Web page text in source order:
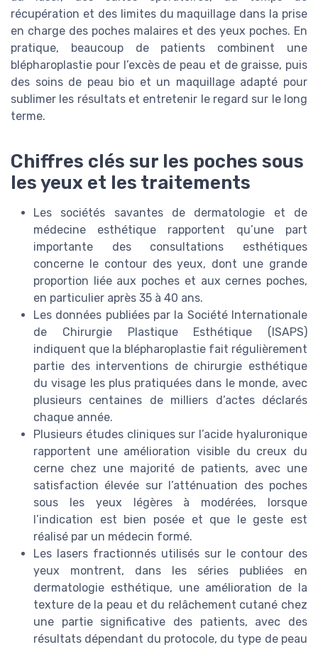
récupération et des limites du maquillage dans la prise
en charge des poches malaires et des yeux poches. En
pratique, beaucoup de patients combinent une
blépharoplastie pour l’excès de peau et de graisse, puis
des soins de peau bio et un maquillage adapté pour
sublimer les résultats et entretenir le regard sur le long
terme.
Chiffres clés sur les poches sous
les yeux et les traitements
Les sociétés savantes de dermatologie et de
médecine esthétique rapportent qu’une part
importante des consultations esthétiques
concerne le contour des yeux, dont une grande
proportion liée aux poches et aux cernes poches,
en particulier après 35 à 40 ans.
Les données publiées par la Société Internationale
de Chirurgie Plastique Esthétique (ISAPS)
indiquent que la blépharoplastie fait régulièrement
partie des interventions de chirurgie esthétique
du visage les plus pratiquées dans le monde, avec
plusieurs centaines de milliers d’actes déclarés
chaque année.
Plusieurs études cliniques sur l’acide hyaluronique
rapportent une amélioration visible du creux du
cerne chez une majorité de patients, avec une
satisfaction élevée sur l’atténuation des poches
sous les yeux légères à modérées, lorsque
l’indication est bien posée et que le geste est
réalisé par un médecin formé.
Les lasers fractionnés utilisés sur le contour des
yeux montrent, dans les séries publiées en
dermatologie esthétique, une amélioration de la
texture de la peau et du relâchement cutané chez
une partie significative des patients, avec des
résultats dépendant du protocole, du type de peau